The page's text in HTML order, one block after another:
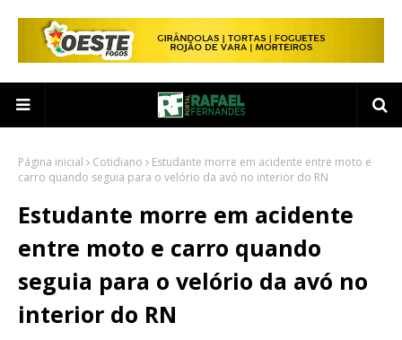
Página inicial Cotidiano
Estudante morre em acidente entre moto e
carro quando seguia para o velório da avó no interior do RN
Estudante morre em acidente
entre moto e carro quando
seguia para o velório da avó no
interior do RN